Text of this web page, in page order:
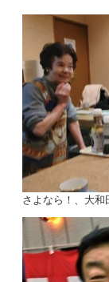
さよなら！、大和